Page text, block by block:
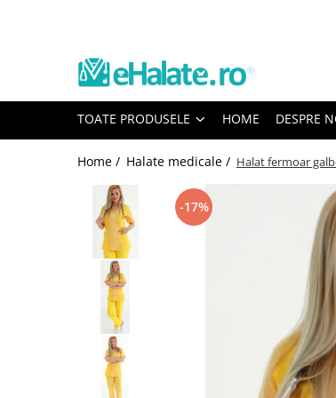
Toate Produsele
Bluze Unisex
Bluze Medicale
Bluze unisex cu imprimeuri
Bluze medicale uni
Halate medicale
Halate medicale femei
TOATE PRODUSELE HOME DESPRE
Home / Halate medicale / Halat fermoar
-17%